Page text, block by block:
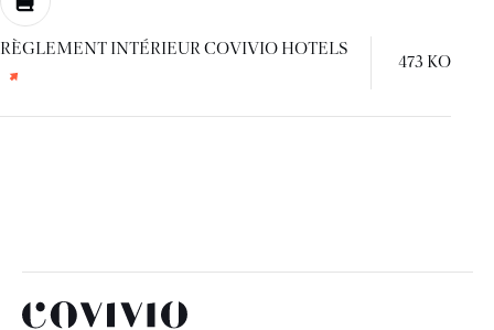
RÈGLEMENT INTÉRIEUR COVIVIO HOTELS
473 KO
Covivio Hotels